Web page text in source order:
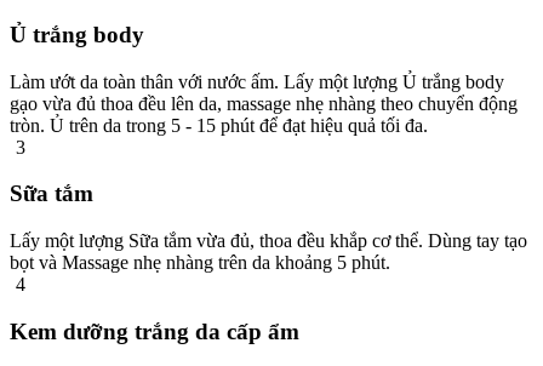
Ủ trắng body
Làm ướt da toàn thân với nước ấm. Lấy một lượng Ủ trắng body
gạo vừa đủ thoa đều lên da, massage nhẹ nhàng theo chuyển động
tròn. Ủ trên da trong 5 - 15 phút để đạt hiệu quả tối đa.
3
Sữa tắm
Lấy một lượng Sữa tắm vừa đủ, thoa đều khắp cơ thể. Dùng tay tạo
bọt và Massage nhẹ nhàng trên da khoảng 5 phút.
4
Kem dưỡng trắng da cấp ẩm